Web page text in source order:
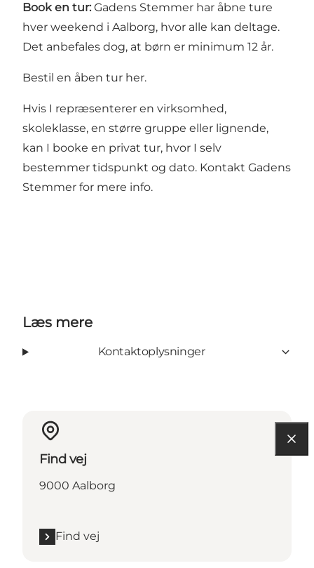
Book en tur: Gadens Stemmer har åbne ture
hver weekend i Aalborg, hvor alle kan deltage.
Det anbefales dog, at børn er minimum 12 år.
Bestil en åben tur her.
Hvis I repræsenterer en virksomhed,
skoleklasse, en større gruppe eller lignende,
kan I booke en privat tur, hvor I selv
bestemmer tidspunkt og dato. Kontakt Gadens
Stemmer for mere info.
Læs mere
Kontaktoplysninger
Find vej
9000 Aalborg
Find vej